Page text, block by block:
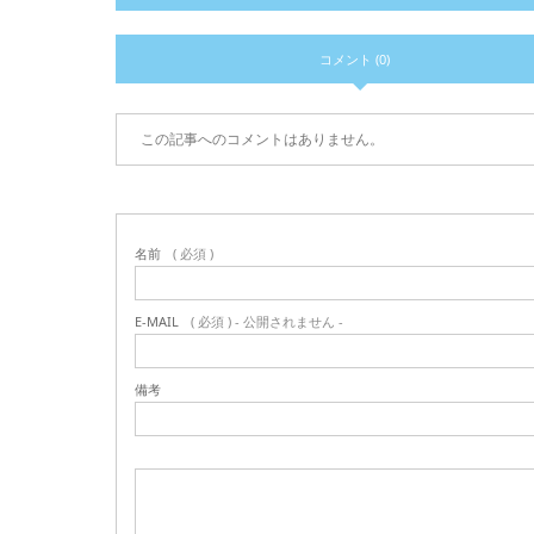
コメント (0)
この記事へのコメントはありません。
名前 ( 必須 )
E-MAIL ( 必須 ) - 公開されません -
備考